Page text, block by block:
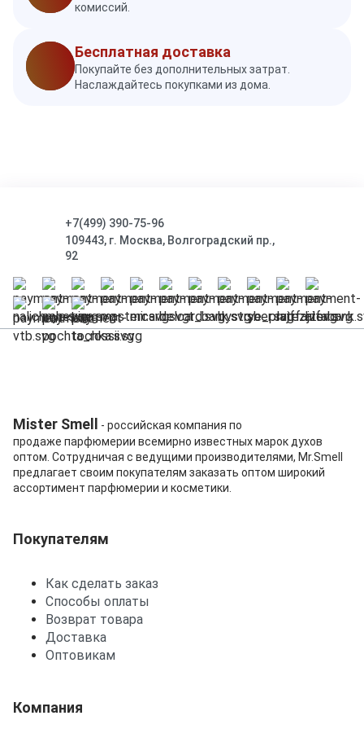
комиссий.
Бесплатная доставка
Покупайте без дополнительных затрат.
Наслаждайтесь покупками из дома.
+7(499) 390-75-96
109443, г. Москва, Волгоградский пр.,
92
Mister Smell
- российская компания по
продаже парфюмерии всемирно известных марок духов
оптом. Сотрудничая с ведущими производителями, Mr.Smell
предлагает своим покупателям заказать оптом широкий
ассортимент парфюмерии и косметики.
Покупателям
Как сделать заказ
Способы оплаты
Возврат товара
Доставка
Оптовикам
Компания